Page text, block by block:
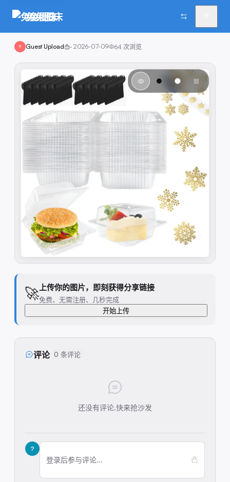
兔兔图床
? Guest Upload · 2026-07-09 64 次浏览
🚀上传你的图片，即刻获得分享链接
免费、无需注册、几秒完成
开始上传
评论 0 条评论
还没有评论,快来抢沙发
?
登录后参与评论...